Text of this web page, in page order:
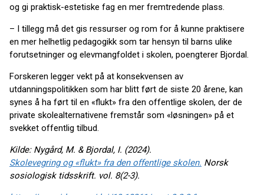
og gi praktisk-estetiske fag en mer fremtredende plass.
– I tillegg må det gis ressurser og rom for å kunne praktisere
en mer helhetlig pedagogikk som tar hensyn til barns ulike
forutsetninger og elevmangfoldet i skolen, poengterer Bjordal.
Forskeren legger vekt på at konsekvensen av
utdanningspolitikken som har blitt ført de siste 20 årene, kan
synes å ha ført til en «flukt» fra den offentlige skolen, der de
private skolealternativene fremstår som «løsningen» på et
svekket offentlig tilbud.
Kilde: Nygård, M. & Bjordal, I. (2024).
Skolevegring og «flukt» fra den offentlige skolen. Norsk
sosiologisk tidsskrift. vol. 8(2-3).